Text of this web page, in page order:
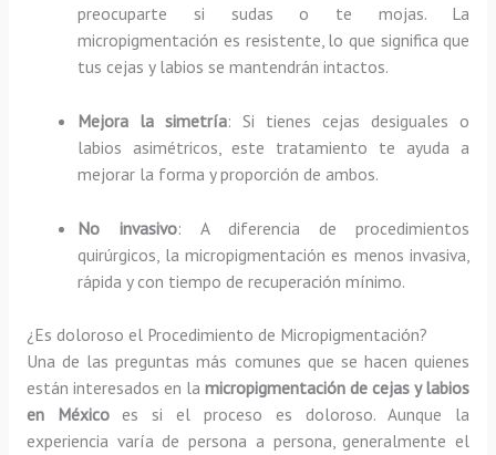
preocuparte si sudas o te mojas. La
micropigmentación es resistente, lo que significa que
tus cejas y labios se mantendrán intactos.
Mejora la simetría: Si tienes cejas desiguales o
labios asimétricos, este tratamiento te ayuda a
mejorar la forma y proporción de ambos.
No invasivo: A diferencia de procedimientos
quirúrgicos, la micropigmentación es menos invasiva,
rápida y con tiempo de recuperación mínimo.
¿Es doloroso el Procedimiento de Micropigmentación?
Una de las preguntas más comunes que se hacen quienes
están interesados en la micropigmentación de cejas y labios
en Méxicoes si el proceso es doloroso. Aunque la
experiencia varía de persona a persona, generalmente el